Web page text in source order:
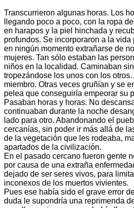
Transcurrieron algunas horas. Los
llegando poco a poco, con la ropa
en harapos y la piel hinchada y
profundos. Se incorporaron a la
en ningún momento extrañarse de
mujeres. Tan sólo estaban las
niños en la localidad. Caminaban
tropezándose los unos con los
miembro. Otras veces gruñían y se
pelea que conseguiría empeorar su
Pasaban horas y horas. No
continuaban durante la noche
lado para otro. Abandonando el
cercanías, sin poder ir más allá de
de la vegetación que les rodeaba,
apartados de la civilización.
En el pasado cercano fueron gente
por causa de una extraña
dejado de ser seres vivos, para
inconexos de los muertos vivientes.
Pues ese había sido el grave error
duda le supondría una reprimenda